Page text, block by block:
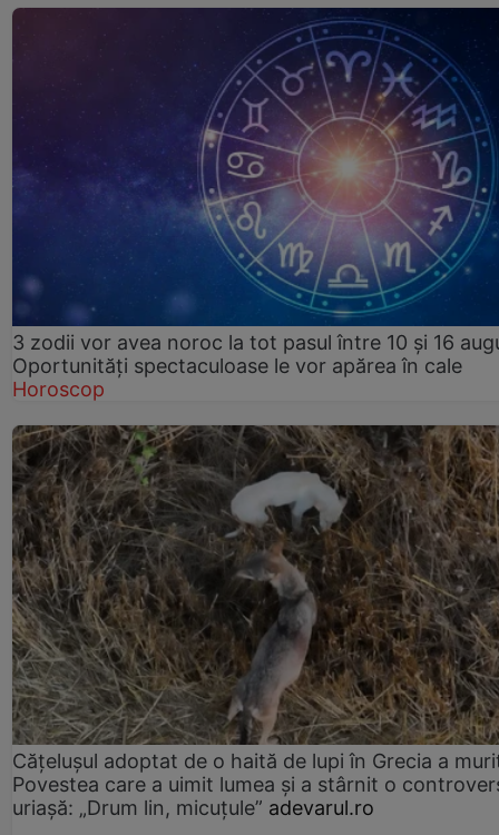
3 zodii vor avea noroc la tot pasul între 10 și 16
Oportunități spectaculoase le vor apărea în cale
Horoscop
Cățelușul adoptat de o haită de lupi în Grecia a
Povestea care a uimit lumea și a stârnit o
uriașă: „Drum lin, micuțule” adevarul.ro